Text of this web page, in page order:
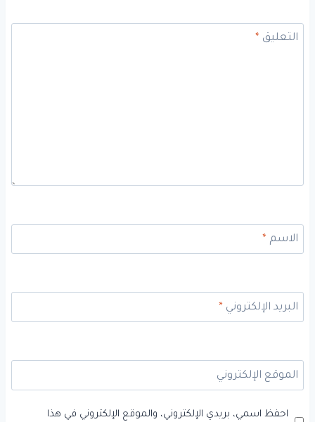
التعليق*
الاسم*
البريد الإلكتروني*
الموقع الإلكتروني
احفظ اسمي، بريدي الإلكتروني، والموقع الإلكتروني في هذا